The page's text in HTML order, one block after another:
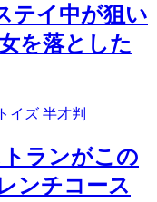
テイ中が狙い
を落とした
イズ 半才判
ランがこの
ンチコース